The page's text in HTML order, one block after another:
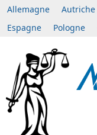
Allemagne Autriche
Espagne
Pologne